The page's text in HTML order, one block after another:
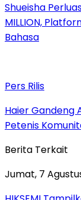
Shueisha
MILLION,
Bahasa
Pers Rilis
Haier Gandeng
Petenis
Berita Terkait
Jumat, 7